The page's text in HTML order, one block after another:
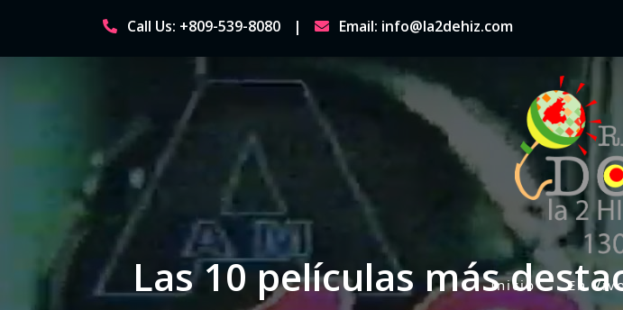
content
Call Us: +809-539-8080 Email: info@la2dehiz.com
P
Inicio En
Las 10 películas más